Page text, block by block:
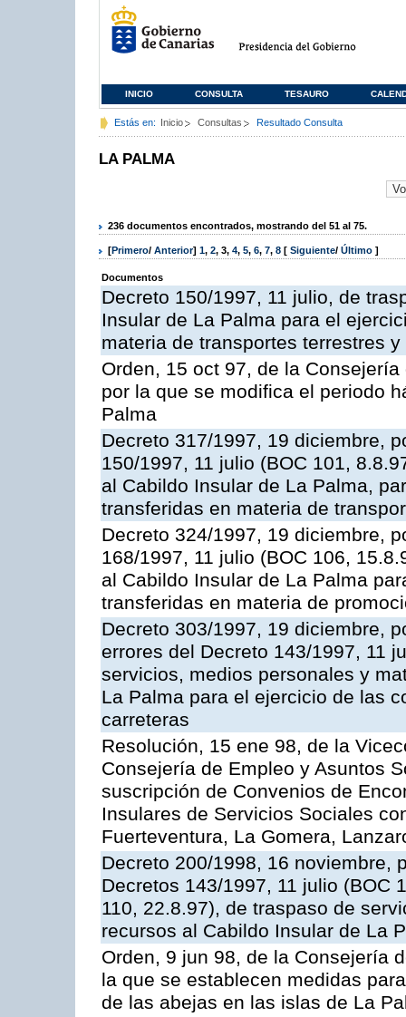
INICIO CONSULTA TESAURO
Estás en: Inicio Consultas Resultado Consulta
LA PALMA
236 documentos encontrados, mostrando del 51 al 75.
[Primero/ Anterior] 1, 2, 3, 4, 5, 6, 7, 8 [ Siguiente/ Último ]
Documentos
Decreto 150/1997, 11 julio, de
Insular de La Palma para el
materia de transportes terrestres
Orden, 15 oct 97, de la
por la que se modifica el periodo
Palma
Decreto 317/1997, 19 diciembre,
150/1997, 11 julio (BOC 101,
al Cabildo Insular de La Palma,
transferidas en materia de
Decreto 324/1997, 19 diciembre,
168/1997, 11 julio (BOC 106,
al Cabildo Insular de La Palma
transferidas en materia de
Decreto 303/1997, 19 diciembre,
errores del Decreto 143/1997, 11
servicios, medios personales y
La Palma para el ejercicio de las
carreteras
Resolución, 15 ene 98, de la
Consejería de Empleo y Asuntos
suscripción de Convenios de
Insulares de Servicios Sociales
Fuerteventura, La Gomera,
Decreto 200/1998, 16 noviembre,
Decretos 143/1997, 11 julio (BOC
110, 22.8.97), de traspaso de
recursos al Cabildo Insular de La
Orden, 9 jun 98, de la Consejería
la que se establecen medidas
de las abejas en las islas de La